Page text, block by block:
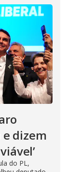
dizem
do PL,